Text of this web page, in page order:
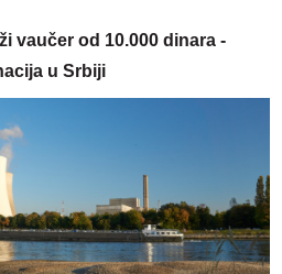
vaučer od 10.000 dinara -
u Srbiji